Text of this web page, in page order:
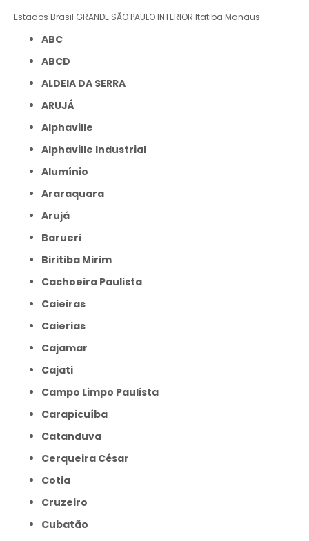
Estados Brasil GRANDE SÃO PAULO INTERIOR Itatiba Manaus
ABC
ABCD
ALDEIA DA SERRA
ARUJÁ
Alphaville
Alphaville Industrial
Alumínio
Araraquara
Arujá
Barueri
Biritiba Mirim
Cachoeira Paulista
Caieiras
Caierias
Cajamar
Cajati
Campo Limpo Paulista
Carapicuíba
Catanduva
Cerqueira César
Cotia
Cruzeiro
Cubatão